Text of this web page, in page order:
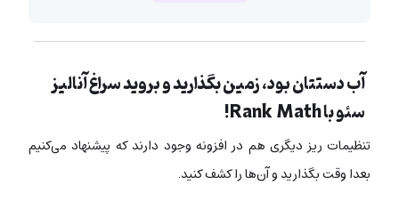
آب دستتان بود، زمین بگذارید و بروید سراغ آنالیز
سئو با Rank Math!
تنظیمات ریز دیگری هم در افزونه وجود دارند که پیشنهاد می‌کنیم
بعدا وقت بگذارید و آن‌ها را کشف کنید.